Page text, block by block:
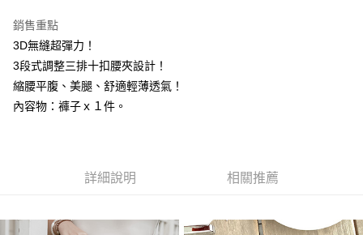
便利好安心！
１．簡單：不需註冊會員、不需綁卡、不需儲值。
２．便利：只要手機號碼，簡訊認證，即可結帳。
３．安心：先確認商品／服務後，再付款。
１．於結帳方式選擇「AFTEE先享後付」後，將跳轉至「AFTEE先享後付」
ATM／網路銀行／等多元方式進行付款，方視為交易完成。
※ 請注意：結帳手續完成當下不需立刻繳費，但若您需要取消訂單，請聯絡
※ 交易是否成功請以「AFTEE先享後付 」之結帳頁面顯示為準，若有關於
運送方式
全家取貨付款
每筆NT$99,999
付款後7-11取貨
銷售重點
3D無縫超彈力！
3段式調整三排十扣腰夾設計！
縮腰平腹、美腿、舒適輕薄透氣！
內容物：褲子ｘ１件。
詳細說明 相關推薦